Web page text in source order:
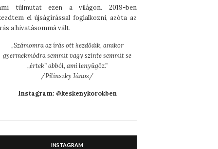
túlmutat ezen a világon. 2019-ben
el újságírással foglalkozni, azóta az
a hivatásommá vált.
„Számomra az írás ott kezdődik, amikor
gyermekmódra semmit vagy szinte semmit se
„értek” abból, ami lenyűgöz.”
/Pilinszky János/
Instagram: @keskenykorokben
INSTAGRAM